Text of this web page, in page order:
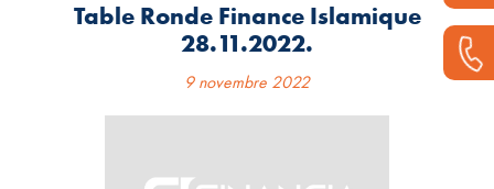
Table Ronde Finance Islamique
28.11.2022.
9 novembre 2022